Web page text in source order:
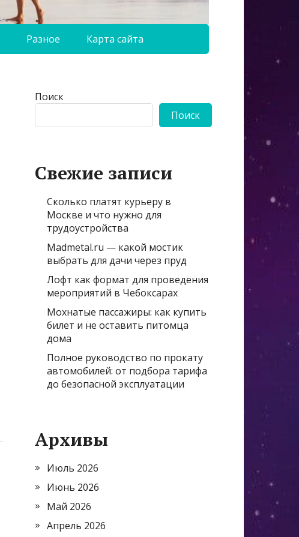
Разное Карта сайта
Поиск
Поиск
Свежие записи
Сколько платят курьеру в
Москве и что нужно для
трудоустройства
Madmetal.ru — какой мостик
выбрать для дачи через пруд
Лофт как формат для проведения
мероприятий в Чебоксарах
Мохнатые пассажиры: как купить
билет и не оставить питомца
дома
Полное руководство по прокату
автомобилей: от подбора тарифа
до безопасной эксплуатации
Архивы
Июль 2026
Июнь 2026
Май 2026
Апрель 2026